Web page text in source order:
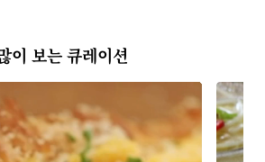
이 보는 큐레이션